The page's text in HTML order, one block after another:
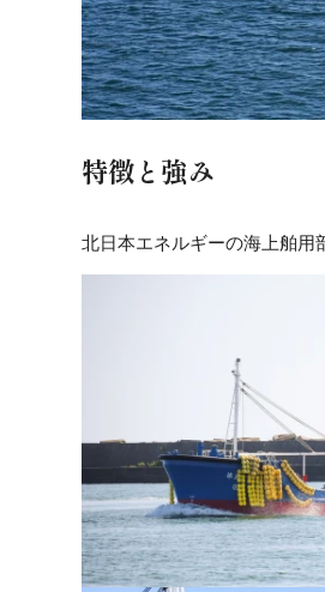
特徴と強み
北日本エネルギーの海上舶用